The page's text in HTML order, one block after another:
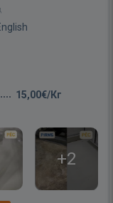
15,00€/Кг
+2